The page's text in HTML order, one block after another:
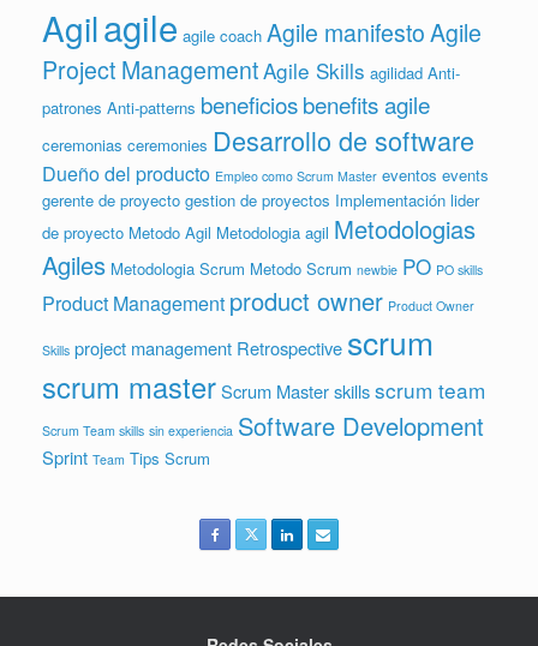
Agilagile agile coach Agile manifestoAgile
Project ManagementAgile Skills agilidad Anti-
patrones Anti-patterns beneficiosbenefits agile
ceremonias ceremonies Desarrollo de software
Dueño del producto Empleo como Scrum Master eventos events
gerente de proyecto gestion de proyectos Implementación lider
de proyecto Metodo Agil Metodologia agil Metodologias
Agiles Metodologia Scrum Metodo Scrum newbie PO PO skills
Product Management product owner Product Owner
Skills project management Retrospective scrum
scrum masterScrum Master skillsscrum team
Scrum Team skills sin experiencia Software Development
Sprint Team Tips Scrum